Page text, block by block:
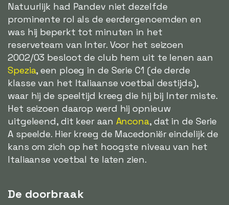
Natuurlijk had Pandev niet dezelfde
prominente rol als de eerdergenoemden en
was hij beperkt tot minuten in het
reserveteam van Inter. Voor het seizoen
2002/03 besloot de club hem uit te lenen aan
Spezia, een ploeg in de Serie C1 (de derde
klasse van het Italiaanse voetbal destijds),
waar hij de speeltijd kreeg die hij bij Inter miste.
Het seizoen daarop werd hij opnieuw
uitgeleend, dit keer aan Ancona, dat in de Serie
A speelde. Hier kreeg de Macedoniër eindelijk de
kans om zich op het hoogste niveau van het
Italiaanse voetbal te laten zien.
De doorbraak